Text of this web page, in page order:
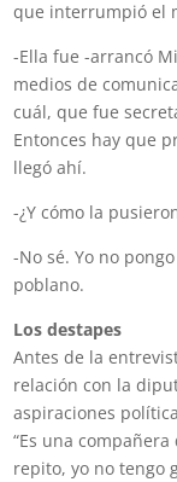
que interrumpió el
-Ella fue -arrancó
medios de
cuál, que fue
Entonces hay que
llegó ahí.
-¿Y cómo la
-No sé. Yo no
poblano.
Los destapes
Antes de la
relación con la
aspiraciones
“Es una
repito, yo no tengo